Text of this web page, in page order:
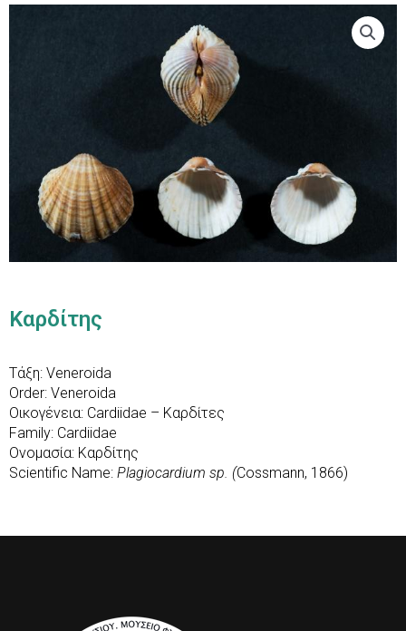
Καρδίτης
Τάξη: Veneroida
Order: Veneroida
Οικογένεια: Cardiidae – Καρδίτες
Family: Cardiidae
Ονομασία: Καρδίτης
Scientific Name: Plagiocardium sp. (Cossmann, 1866)